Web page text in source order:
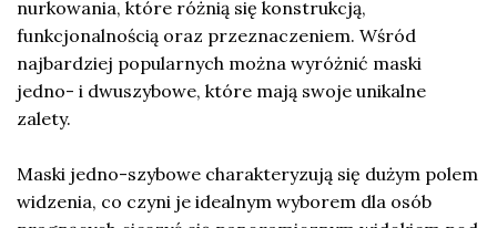
nurkowania, które różnią się konstrukcją,
funkcjonalnością oraz przeznaczeniem. Wśród
najbardziej popularnych można wyróżnić maski
jedno- i dwuszybowe, które mają swoje unikalne
zalety.
Maski jedno-szybowe charakteryzują się dużym polem
widzenia, co czyni je idealnym wyborem dla osób